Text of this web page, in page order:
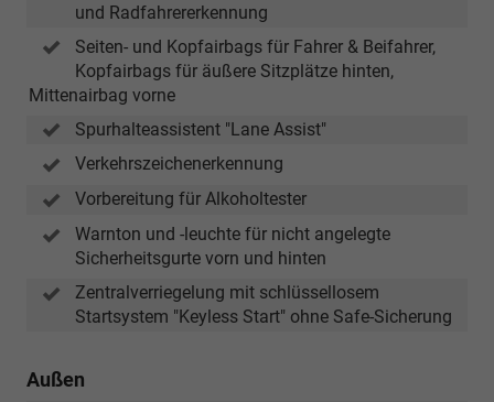
und Radfahrererkennung
Seiten- und Kopfairbags für Fahrer & Beifahrer,
Kopfairbags für äußere Sitzplätze hinten,
Mittenairbag vorne
Spurhalteassistent "Lane Assist"
Verkehrszeichenerkennung
Vorbereitung für Alkoholtester
Warnton und -leuchte für nicht angelegte
Sicherheitsgurte vorn und hinten
Zentralverriegelung mit schlüssellosem
Startsystem "Keyless Start" ohne Safe-Sicherung
Außen